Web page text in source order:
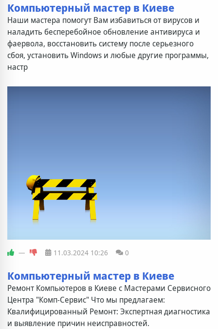
Компьютерный мастер в Киеве
Наши мастера помогут Вам избавиться от вирусов и
наладить бесперебойное обновление антивируса и
фаервола, восстановить систему после серьезного
сбоя, установить Windows и любые другие программы,
настр
— 11.03.2024 10:26 0
Компьютерный мастер в Киеве
Ремонт Компьютеров в Киеве с Мастерами Сервисного
Центра "Комп-Сервис" Что мы предлагаем:
Квалифицированный Ремонт: Экспертная диагностика
и выявление причин неисправностей.